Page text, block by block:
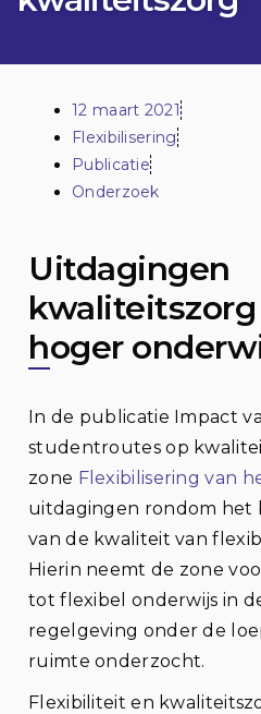
12 maart 2021
Flexibilisering
Publicatie
Onderzoek
Uitdagingen
hoger
In de publicatie Impact
studentroutes op
zone Flexibilisering van
uitdagingen rondom het
van de kwaliteit van
Hierin neemt de zone
tot flexibel onderwijs in
regelgeving onder de
ruimte onderzocht.
Flexibiliteit en